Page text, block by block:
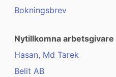
Bokningsbrev
Nytillkomna arbetsgivare
Hasan, Md Tarek
Belit AB